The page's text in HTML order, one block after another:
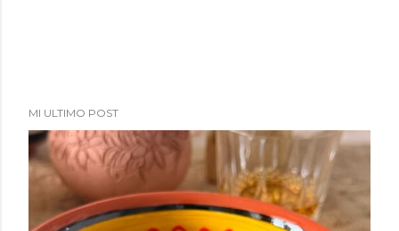
MI ULTIMO POST